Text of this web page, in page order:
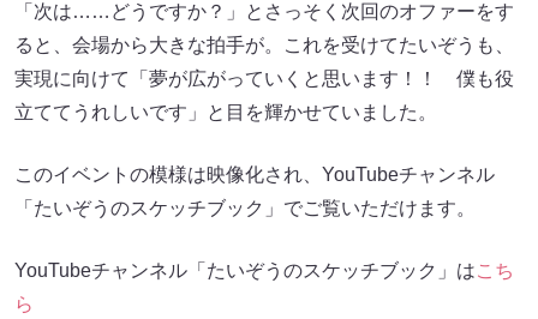
「次は……どうですか？」とさっそく次回のオファーをす
ると、会場から大きな拍手が。これを受けてたいぞうも、
実現に向けて「夢が広がっていくと思います！！ 僕も役
立ててうれしいです」と目を輝かせていました。
このイベントの模様は映像化され、YouTubeチャンネル
「たいぞうのスケッチブック」でご覧いただけます。
YouTubeチャンネル「たいぞうのスケッチブック」はこち
ら